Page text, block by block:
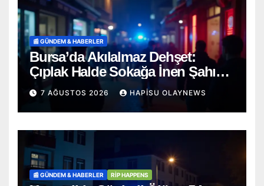
📰 GÜNDEM & HABERLER
Bursa’da Akılalmaz Dehşet:
Çıplak Halde Sokağa İnen Şahıs
Terör Estirdi!
7 AĞUSTOS 2026 HAPISU OLAYNEWS
📰 GÜNDEM & HABERLER RİP HAPPENS